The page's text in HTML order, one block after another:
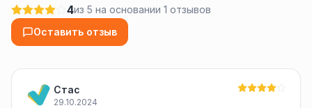
4из 5 на основании 1 отзывов
Оставить отзыв
Стас
29.10.2024